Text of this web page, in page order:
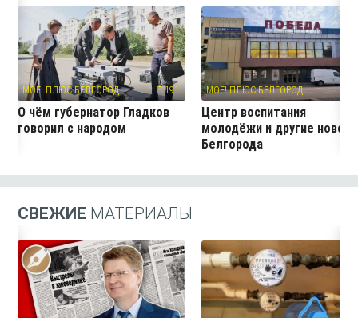
МОЁ! ПЛЮС БЕЛГОРОД 191
О чём губернатор Гладков
говорил с народом
МОЁ! ПЛЮС БЕЛГОРОД
Центр воспитания
молодёжи и другие
Белгорода
СВЕЖИЕ МАТЕРИАЛЫ